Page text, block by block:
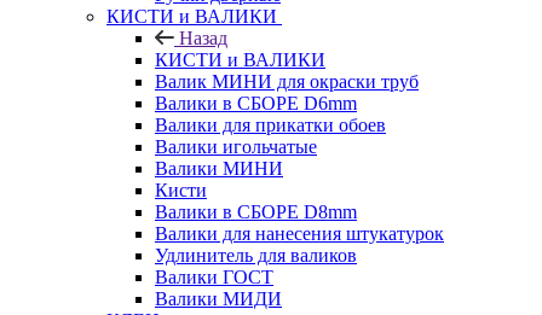
КИСТИ и ВАЛИКИ
Назад
КИСТИ и ВАЛИКИ
Валик МИНИ для окраски труб
Валики в СБОРЕ D6mm
Валики для прикатки обоев
Валики игольчатые
Валики МИНИ
Кисти
Валики в СБОРЕ D8mm
Валики для нанесения штукатурок
Удлинитель для валиков
Валики ГОСТ
Валики МИДИ